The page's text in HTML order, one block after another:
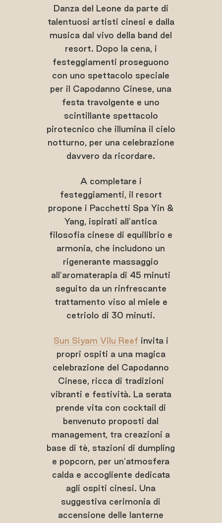
Danza del Leone da parte di
talentuosi artisti cinesi e dalla
musica dal vivo della band del
resort. Dopo la cena, i
festeggiamenti proseguono
con uno spettacolo speciale
per il Capodanno Cinese, una
festa travolgente e uno
scintillante spettacolo
pirotecnico che illumina il cielo
notturno, per una celebrazione
davvero da ricordare.
A completare i
festeggiamenti, il resort
propone i Pacchetti Spa Yin &
Yang, ispirati all'antica
filosofia cinese di equilibrio e
armonia, che includono un
rigenerante massaggio
all'aromaterapia di 45 minuti
seguito da un rinfrescante
trattamento viso al miele e
cetriolo di 30 minuti.
Sun Siyam Vilu Reef invita i
propri ospiti a una magica
celebrazione del Capodanno
Cinese, ricca di tradizioni
vibranti e festività. La serata
prende vita con cocktail di
benvenuto proposti dal
management, tra creazioni a
base di tè, stazioni di dumpling
e popcorn, per un'atmosfera
calda e accogliente dedicata
agli ospiti cinesi. Una
suggestiva cerimonia di
accensione delle lanterne